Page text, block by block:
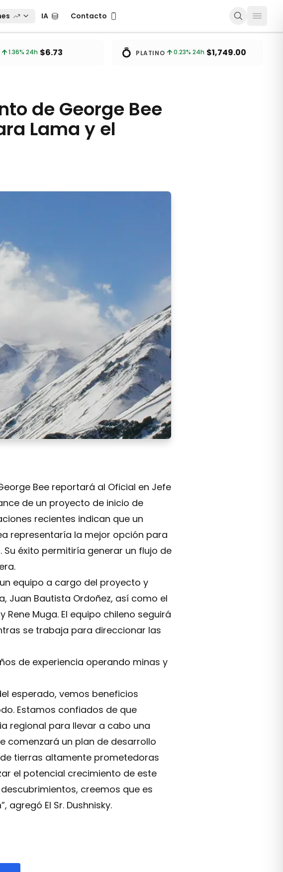
IAIA Contacto
Contacto
1.36% 24h $6.73 💍 PLATINO 0.23% 24h $1,749.00
de George Bee
Lama y el
para Lama y el desarrollo del Distrito Frontera
Bee reportará al Oficial en Jefe
de un proyecto de inicio de
recientes indican que un
representaría la mejor opción para
éxito permitiría generar un flujo de
equipo a cargo del proyecto y
Juan Bautista Ordoñez, así como el
Muga. El equipo chileno seguirá
se trabaja para direccionar las
de experiencia operando minas y
esperado, vemos beneficios
Estamos confiados de que
regional para llevar a cabo una
comenzará un plan de desarrollo
tierras altamente prometedoras
el potencial crecimiento de este
creemos que es
El Sr. Dushnisky.